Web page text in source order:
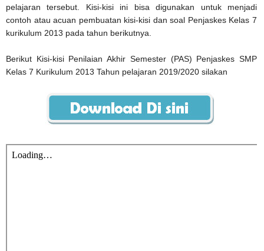
pelajaran tersebut. Kisi-kisi ini bisa digunakan untuk menjadi
contoh atau acuan pembuatan kisi-kisi dan soal Penjaskes Kelas 7
kurikulum 2013 pada tahun berikutnya.
Berikut Kisi-kisi Penilaian Akhir Semester (PAS) Penjaskes SMP
Kelas 7 Kurikulum 2013 Tahun pelajaran 2019/2020 silakan